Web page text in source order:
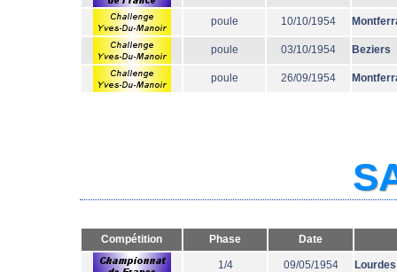
poule 10/10/1954
poule 03/10/1954 Beziers
poule 26/09/1954
Compétition Phase Date
1/4 09/05/1954 Lourdes